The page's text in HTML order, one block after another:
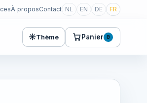
À proposContact NL EN DE FR
☀Thème Panier 0